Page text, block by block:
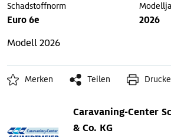
Schadstoffnorm
Euro 6e 2026
Modell 2026
Merken Teilen
Caravaning-Center
& Co. KG